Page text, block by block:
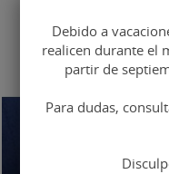
Debido a
realicen durante el
partir de
Para dudas,